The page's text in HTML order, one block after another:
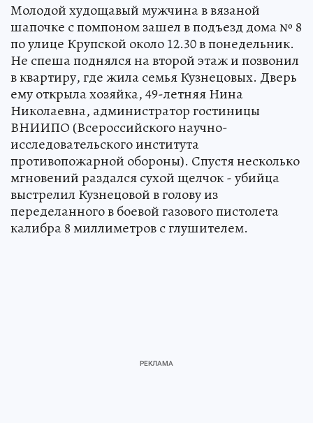
Молодой худощавый мужчина в вязаной
шапочке с помпоном зашел в подъезд дома № 8
по улице Крупской около 12.30 в понедельник.
Не спеша поднялся на второй этаж и позвонил
в квартиру, где жила семья Кузнецовых. Дверь
ему открыла хозяйка, 49-летняя Нина
Николаевна, администратор гостиницы
ВНИИПО (Всероссийского научно-
исследовательского института
противопожарной обороны). Спустя несколько
мгновений раздался сухой щелчок - убийца
выстрелил Кузнецовой в голову из
переделанного в боевой газового пистолета
калибра 8 миллиметров с глушителем.